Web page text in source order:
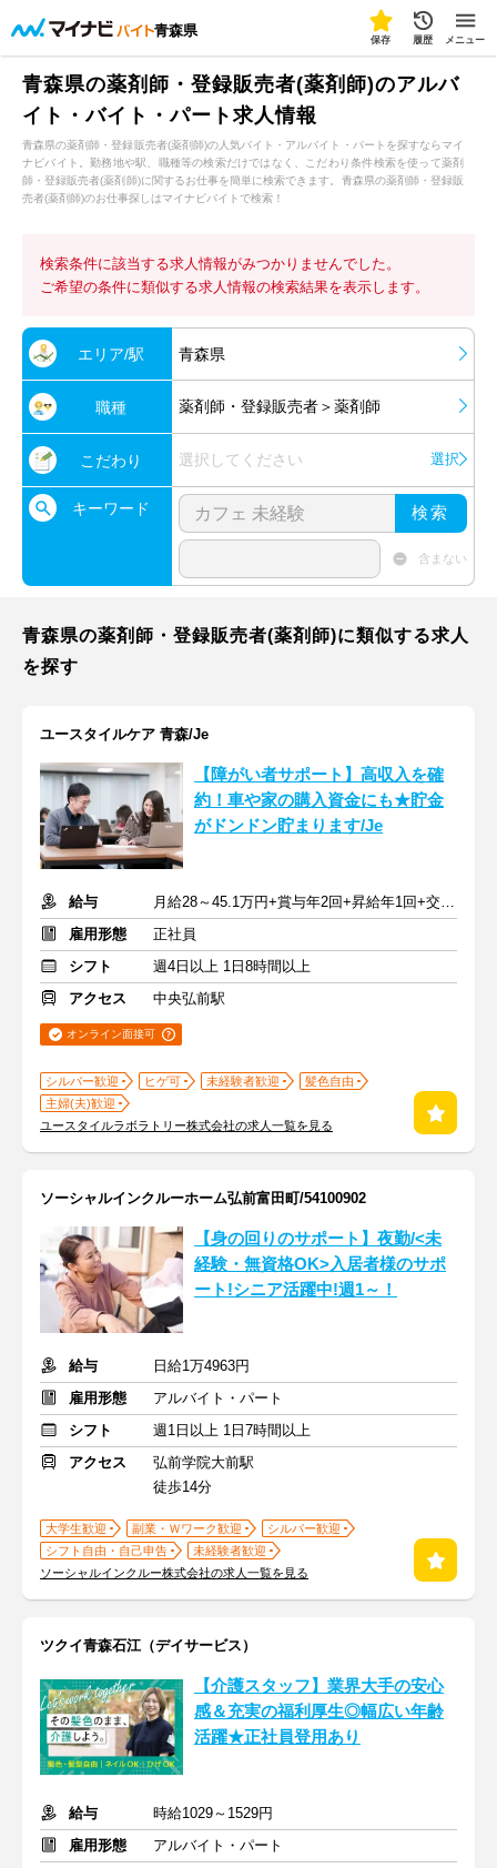
青森県
保存 履歴 メニュー
青森県の薬剤師・登録販売者(薬剤師)のアルバ
イト・バイト・パート求人情報
青森県の薬剤師・登録販売者(薬剤師)の人気バイト・アルバイト・パートを探すならマイ
ナビバイト。勤務地や駅、職種等の検索だけではなく、こだわり条件検索を使って薬剤
師・登録販売者(薬剤師)に関するお仕事を簡単に検索できます。青森県の薬剤師・登録販
売者(薬剤師)のお仕事探しはマイナビバイトで検索！
検索条件に該当する求人情報がみつかりませんでした。
ご希望の条件に類似する求人情報の検索結果を表示します。
エリア/駅 青森県
職種 薬剤師・登録販売者＞薬剤師
こだわり 選択してください 選択
キーワード 検索
含まない
青森県の薬剤師・登録販売者(薬剤師)に類似する求人
を探す
ユースタイルケア 青森/Je
【障がい者サポート】高収入を確
約！車や家の購入資金にも★貯金
がドンドン貯まります/Je
給与
月給28～45.1万円+賞与年2回+昇給年1回+交通費全額
雇用形態
正社員
シフト
週4日以上 1日8時間以上
アクセス
中央弘前駅
オンライン面接可
シルバー歓迎 ヒゲ可 未経験者歓迎
髪色自由
主婦(夫)歓迎
ユースタイルラボラトリー株式会社の求人一覧を見る
ソーシャルインクルーホーム弘前富田町/54100902
【身の回りのサポート】夜勤/<未
経験・無資格OK>入居者様のサポ
ート!シニア活躍中!週1～！
給与
日給1万4963円
雇用形態
アルバイト・パート
シフト
週1日以上 1日7時間以上
アクセス
弘前学院大前駅
徒歩14分
大学生歓迎 副業・Ｗワーク歓迎
シルバー歓迎
シフト自由・自己申告
未経験者歓迎
ソーシャルインクルー株式会社の求人一覧を見る
ツクイ青森石江（デイサービス）
【介護スタッフ】業界大手の安心
感＆充実の福利厚生◎幅広い年齢
活躍★正社員登用あり
給与
時給1029～1529円
雇用形態
アルバイト・パート